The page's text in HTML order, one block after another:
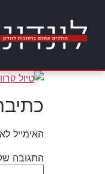
האימייל
התגובה